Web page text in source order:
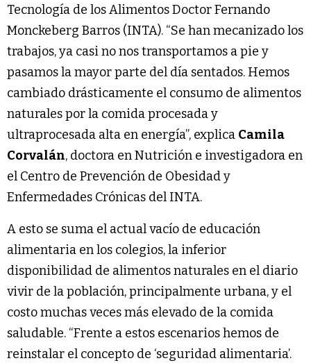
Tecnología de los Alimentos Doctor Fernando
Monckeberg Barros (INTA). “Se han mecanizado los
trabajos, ya casi no nos transportamos a pie y
pasamos la mayor parte del día sentados. Hemos
cambiado drásticamente el consumo de alimentos
naturales por la comida procesada y
ultraprocesada alta en energía”, explica Camila
Corvalán, doctora en Nutrición e investigadora en
el Centro de Prevención de Obesidad y
Enfermedades Crónicas del INTA.
A esto se suma el actual vacío de educación
alimentaria en los colegios, la inferior
disponibilidad de alimentos naturales en el diario
vivir de la población, principalmente urbana, y el
costo muchas veces más elevado de la comida
saludable. “Frente a estos escenarios hemos de
reinstalar el concepto de ‘seguridad alimentaria’.